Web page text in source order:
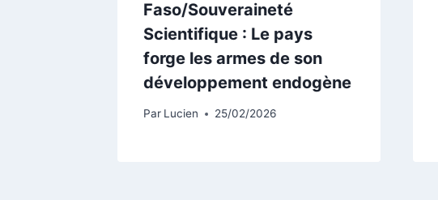
Faso/Souveraineté
Scientifique : Le pays
forge les armes de son
développement endogène
Par Lucien 25/02/2026